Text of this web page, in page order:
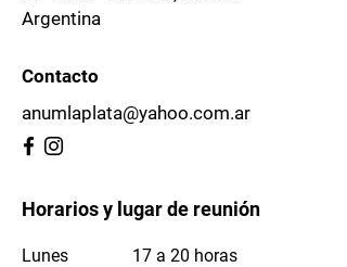
Argentina
Contacto
anumlaplata@yahoo.com.ar
Horarios y lugar de reunión
Lunes
17 a 20 horas